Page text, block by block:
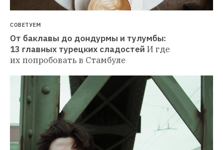
СОВЕТУЕМ
От баклавы до дондурмы и тулумбы:
13 главных турецких сладостей И где
их попробовать в Стамбуле